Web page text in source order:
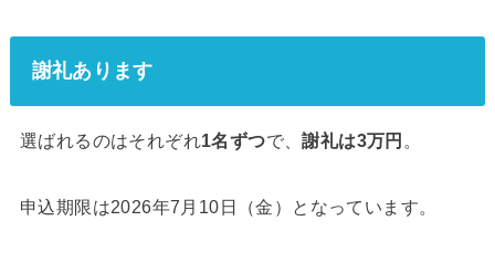
謝礼あります
選ばれるのはそれぞれ1名ずつで、謝礼は3万円 。
申込期限は2026年7月10日（金）となっています。